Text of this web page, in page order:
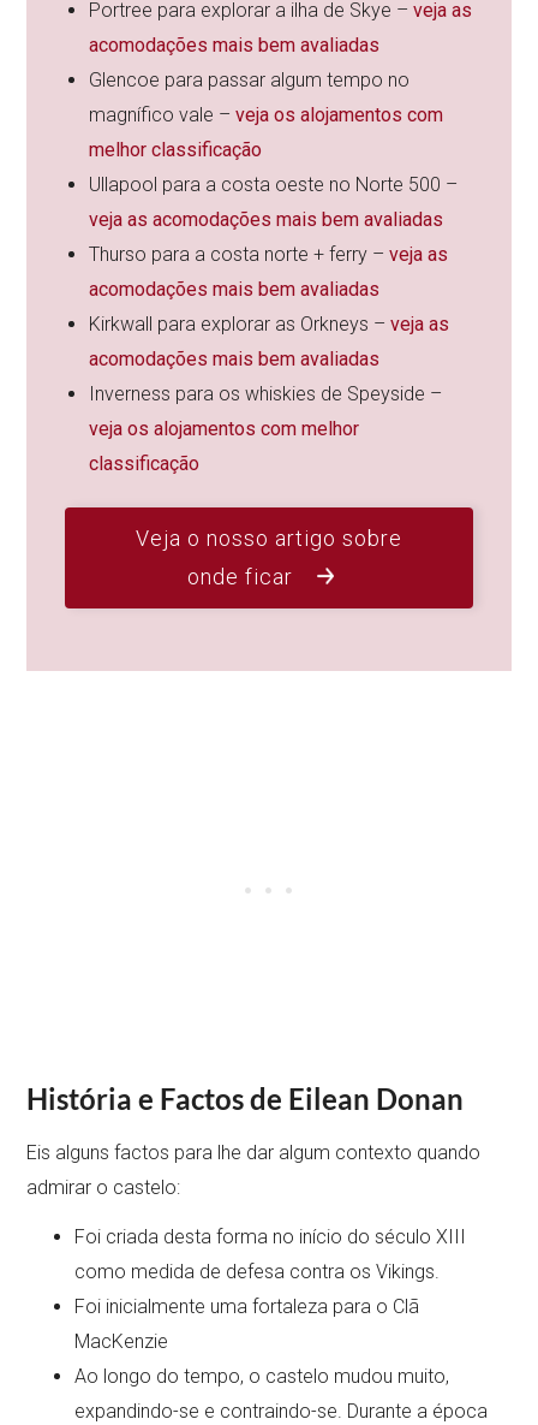
Portree para explorar a ilha de Skye –veja as
acomodações mais bem avaliadas
Glencoe para passar algum tempo no
magnífico vale –veja os alojamentos com
melhor classificação
Ullapool para a costa oeste no Norte 500 –
veja as acomodações mais bem avaliadas
Thurso para a costa norte + ferry –veja as
acomodações mais bem avaliadas
Kirkwall para explorar as Orkneys –veja as
acomodações mais bem avaliadas
Inverness para os whiskies de Speyside –
veja os alojamentos com melhor
classificação
Veja o nosso artigo sobre
onde ficar
História e Factos de Eilean Donan
Eis alguns factos para lhe dar algum contexto quando
admirar o castelo:
Foi criada desta forma no início do século XIII
como medida de defesa contra os Vikings.
Foi inicialmente uma fortaleza para o Clã
MacKenzie
Ao longo do tempo, o castelo mudou muito,
expandindo-se e contraindo-se. Durante a época